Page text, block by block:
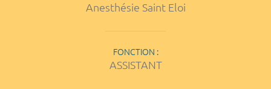
Anesthésie Saint Eloi
FONCTION :
ASSISTANT